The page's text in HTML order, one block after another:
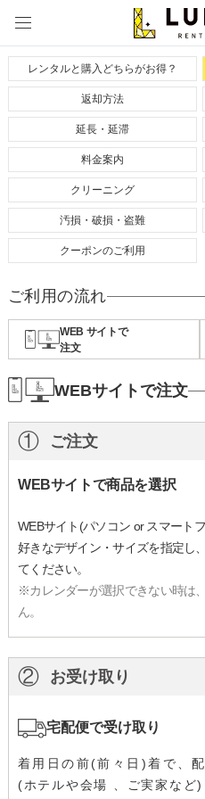
レンタルドレスならLULUTI TOP >ご利用の流れ
レンタルと購入どちらがお得？
返却方法
延長・延滞
料金案内
クリーニング
汚損・破損・盗難
クーポンのご利用
ご利用の流れ
WEB サイトで
注文
WEBサイトで注文
① ご注文
WEBサイトで商品を選択
WEBサイト(パソコン or スマート
好きなデザイン・サイズを指定し
てください。
※カレンダーが選択できない時は
ん。
② お受け取り
宅配便で受け取り
着用日の前(前々日)着で、
(ホテルや会場 、ご実家など)